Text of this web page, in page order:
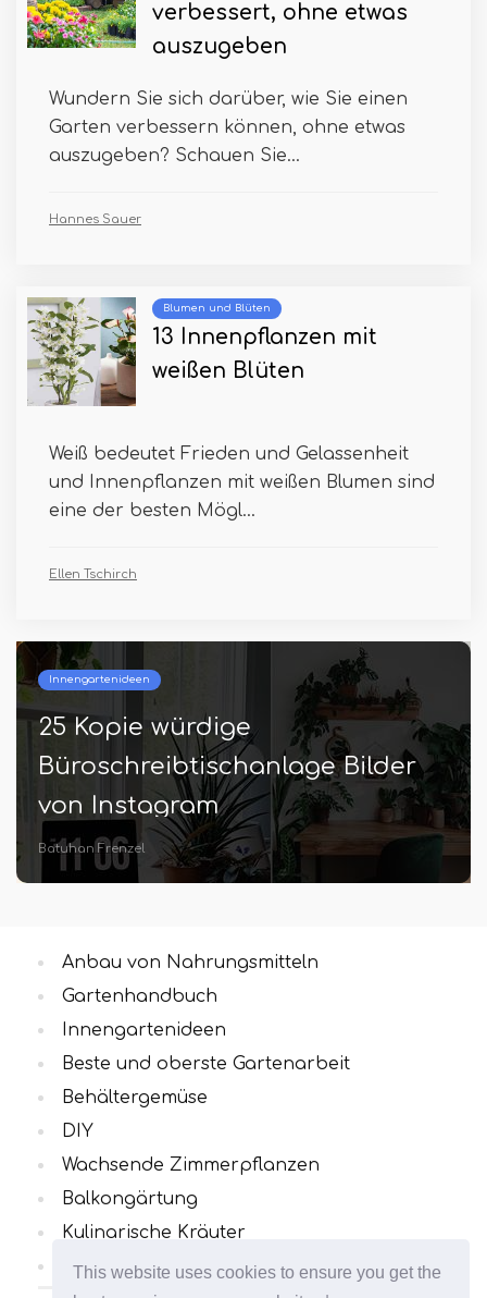
This website uses cookies to ensure you get the
verbessert, ohne etwas
auszugeben
Wundern Sie sich darüber, wie Sie einen
Garten verbessern können, ohne etwas
auszugeben? Schauen Sie...
Hannes Sauer
Blumen und Blüten
13 Innenpflanzen mit
weißen Blüten
Weiß bedeutet Frieden und Gelassenheit
und Innenpflanzen mit weißen Blumen sind
eine der besten Mögl...
Ellen Tschirch
Innengartenideen
25 Kopie würdige
Büroschreibtischanlage Bilder
von Instagram
Batuhan Frenzel
Anbau von Nahrungsmitteln
Gartenhandbuch
Innengartenideen
Beste und oberste Gartenarbeit
Behältergemüse
DIY
Wachsende Zimmerpflanzen
Balkongärtung
Kulinarische Kräuter
Alle Kategorien